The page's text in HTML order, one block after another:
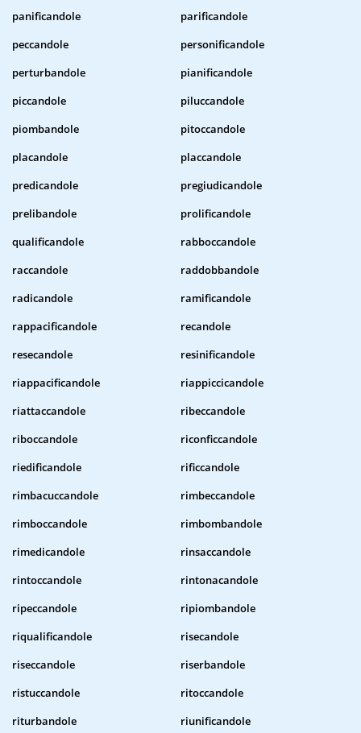
panificandole
parificandole
peccandole
personificandole
perturbandole
pianificandole
piccandole
piluccandole
piombandole
pitoccandole
placandole
placcandole
predicandole
pregiudicandole
prelibandole
prolificandole
qualificandole
rabboccandole
raccandole
raddobbandole
radicandole
ramificandole
rappacificandole
recandole
resecandole
resinificandole
riappacificandole
riappiccicandole
riattaccandole
ribeccandole
riboccandole
riconficcandole
riedificandole
rificcandole
rimbacuccandole
rimbeccandole
rimboccandole
rimbombandole
rimedicandole
rinsaccandole
rintoccandole
rintonacandole
ripeccandole
ripiombandole
riqualificandole
risecandole
riseccandole
riserbandole
ristuccandole
ritoccandole
riturbandole
riunificandole